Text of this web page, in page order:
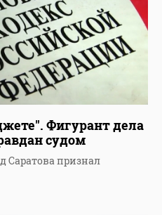
Фигурант дела
судом
Саратова признал